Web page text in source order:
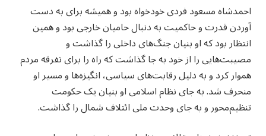
احمدشاه مسعود فردی خودخواه بود و همیشه برای به دست
آوردن قدرت و حاکمیت به دنبال حامیان خارجی بود و همین
انتظار بود که او بنیان جنگ‌های داخلی را گذاشت و
مصیبت‌هایی را از خود به جا گذاشت که راه را برای تفرقه مردم
هموار کرد و به دلیل رقابت‌های سیاسی، انگیزه‌ها و مسیر او
منحرف شد. به جای نظام اسلامی او بنیان یک حکومت
تنظیم‌محور و به جای وحدت ملی ائتلاف شمال را گذاشت.